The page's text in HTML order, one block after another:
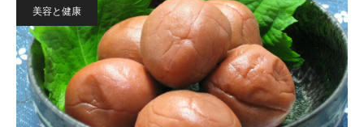
美容と健康